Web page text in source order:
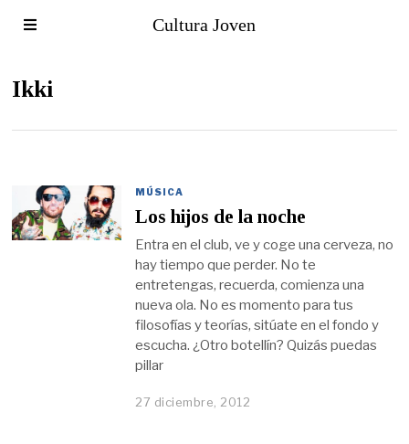
Cultura Joven
Ikki
MÚSICA
Los hijos de la noche
Entra en el club, ve y coge una cerveza, no
hay tiempo que perder. No te
entretengas, recuerda, comienza una
nueva ola. No es momento para tus
filosofías y teorías, sitúate en el fondo y
escucha. ¿Otro botellín? Quizás puedas
pillar
27 diciembre, 2012